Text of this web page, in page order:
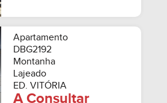
Apartamento
DBG2192
Montanha
Lajeado
ED. VITÓRIA
A Consultar